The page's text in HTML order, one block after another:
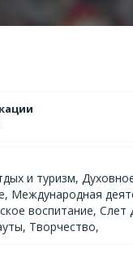
и туризм,
Международная
воспитание,
Творчество,